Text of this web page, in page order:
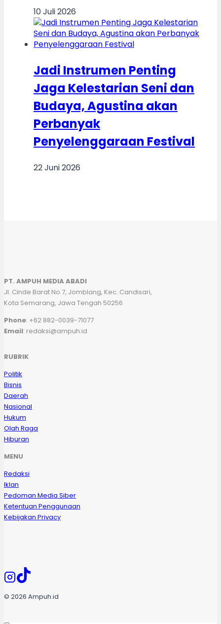
10 Juli 2026
Jadi Instrumen Penting
Jaga Kelestarian Seni dan
Budaya, Agustina akan
Perbanyak
Penyelenggaraan Festival
22 Juni 2026
PT. AMPUH MEDIA ABADI
Jl. Cinde Barat No.7, Jomblang, Kec. Candisari,
Kota Semarang, Jawa Tengah 50256
Phone: +62 882-0039-71077
Email: redaksi@ampuh.id
RUBRIK
Politik
Bisnis
Daerah
Nasional
Hukum
Olah Raga
Hiburan
MENU
Redaksi
Iklan
Pedoman Media Siber
Ketentuan Penggunaan
Kebijakan Privacy
© 2026 Ampuh.id